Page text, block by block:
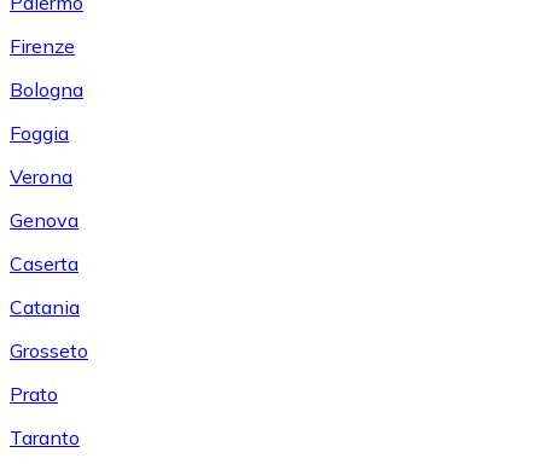
Firenze
Bologna
Foggia
Verona
Genova
Caserta
Catania
Grosseto
Prato
Taranto